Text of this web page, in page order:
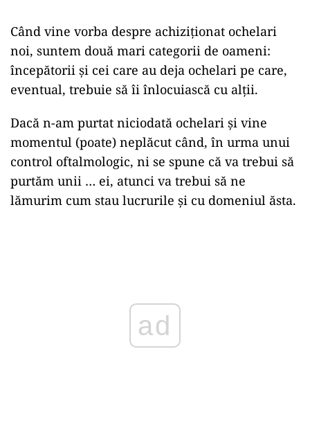
Când vine vorba despre achiziționat ochelari
noi, suntem două mari categorii de oameni:
începătorii și cei care au deja ochelari pe care,
eventual, trebuie să îi înlocuiască cu alții.
Dacă n-am purtat niciodată ochelari și vine
momentul (poate) neplăcut când, în urma unui
control oftalmologic, ni se spune că va trebui să
purtăm unii … ei, atunci va trebui să ne
lămurim cum stau lucrurile și cu domeniul ăsta.